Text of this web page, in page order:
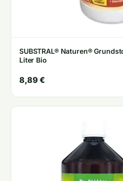
SUBSTRAL® Naturen®
Liter Bio
8,89 €